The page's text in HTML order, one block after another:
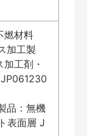
燃材料
加工製
工剤・
品：無機
表面層 J